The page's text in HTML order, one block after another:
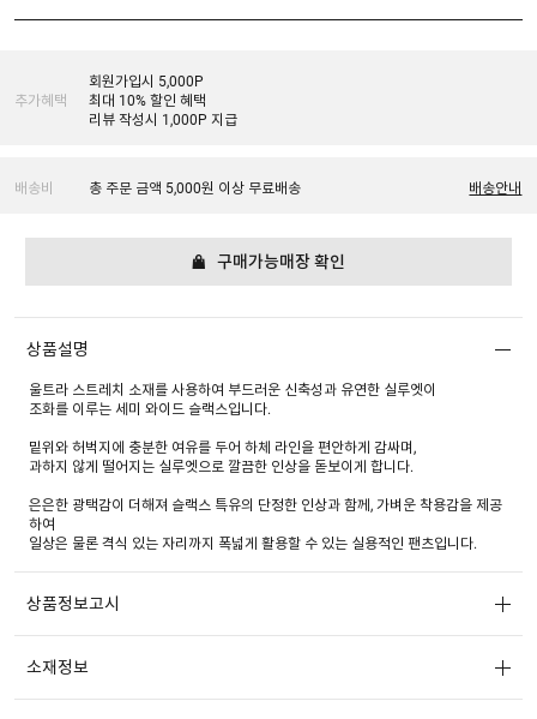
추가혜택
회원가입시 5,000P
최대 10% 할인 혜택
리뷰 작성시 1,000P 지급
배송비 총 주문 금액 5,000원 이상 무료배송 배송안내
구매가능매장 확인
상품설명
울트라 스트레치 소재를 사용하여 부드러운 신축성과 유연한 실루엣이
조화를 이루는 세미 와이드 슬랙스입니다.
밑위와 허벅지에 충분한 여유를 두어 하체 라인을 편안하게 감싸며,
과하지 않게 떨어지는 실루엣으로 깔끔한 인상을 돋보이게 합니다.
은은한 광택감이 더해져 슬랙스 특유의 단정한 인상과 함께, 가벼운 착용감을 제공
하여
일상은 물론 격식 있는 자리까지 폭넓게 활용할 수 있는 실용적인 팬츠입니다.
상품정보고시
소재정보